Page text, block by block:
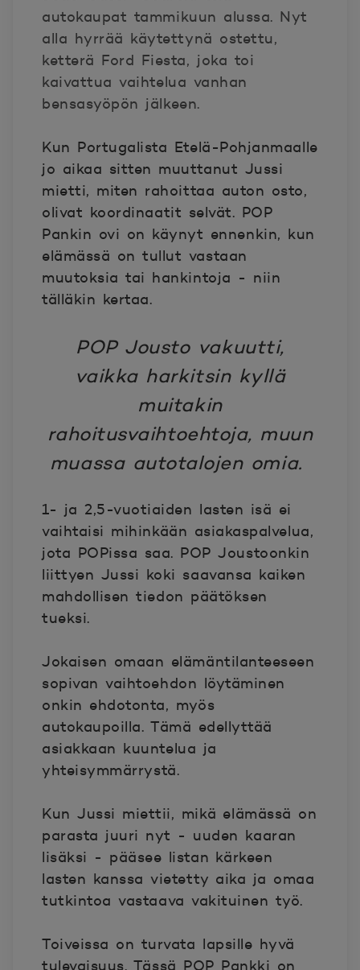
autokaupat tammikuun alussa. Nyt
alla hyrrää käytettynä ostettu,
ketterä Ford Fiesta, joka toi
kaivattua vaihtelua vanhan
bensasyöpön jälkeen.
Kun Portugalista Etelä-Pohjanmaalle
jo aikaa sitten muuttanut Jussi
mietti, miten rahoittaa auton osto,
olivat koordinaatit selvät. POP
Pankin ovi on käynyt ennenkin, kun
elämässä on tullut vastaan
muutoksia tai hankintoja - niin
tälläkin kertaa.
POP Jousto vakuutti,
vaikka harkitsin kyllä
muitakin
rahoitusvaihtoehtoja, muun
muassa autotalojen omia.
1- ja 2,5-vuotiaiden lasten isä ei
vaihtaisi mihinkään asiakaspalvelua,
jota POPissa saa. POP Joustoonkin
liittyen Jussi koki saavansa kaiken
mahdollisen tiedon päätöksen
tueksi.
Jokaisen omaan elämäntilanteeseen
sopivan vaihtoehdon löytäminen
onkin ehdotonta, myös
autokaupoilla. Tämä edellyttää
asiakkaan kuuntelua ja
yhteisymmärrystä.
Kun Jussi miettii, mikä elämässä on
parasta juuri nyt - uuden kaaran
lisäksi - pääsee listan kärkeen
lasten kanssa vietetty aika ja omaa
tutkintoa vastaava vakituinen työ.
Toiveissa on turvata lapsille hyvä
tulevaisuus. Tässä POP Pankki on